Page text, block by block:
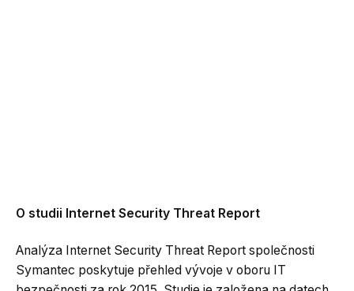
O studii Internet Security Threat Report
Analýza Internet Security Threat Report společnosti
Symantec poskytuje přehled vývoje v oboru IT